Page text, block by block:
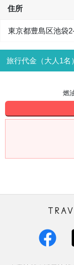
住所
東京都豊島区池袋
旅行代金（大人1名）
燃
式会社